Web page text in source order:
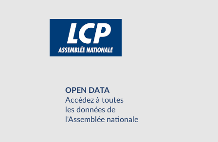
OPEN DATA
Accédez à toutes
les données de
l'Assemblée nationale